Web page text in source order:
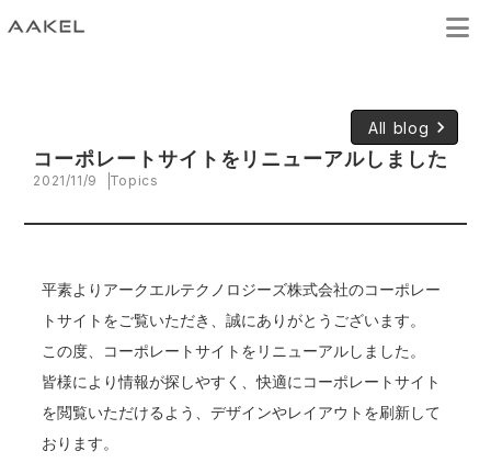
All blog keyboard_arrow_right
コーポレートサイトをリニューアルしました
2021/11/9 Topics
平素よりアークエルテクノロジーズ株式会社のコーポレー
トサイトをご覧いただき、誠にありがとうございます。
この度、コーポレートサイトをリニューアルしました。
皆様により情報が探しやすく、快適にコーポレートサイト
を閲覧いただけるよう、デザインやレイアウトを刷新して
おります。